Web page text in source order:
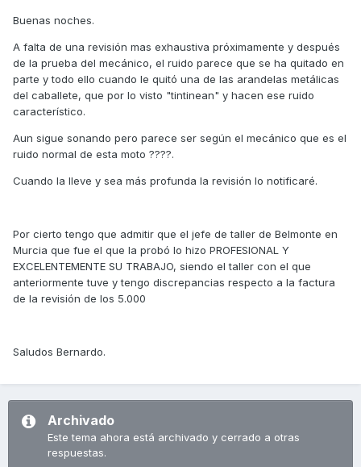
Buenas noches.
A falta de una revisión mas exhaustiva próximamente y después
de la prueba del mecánico, el ruido parece que se ha quitado en
parte y todo ello cuando le quitó una de las arandelas metálicas
del caballete, que por lo visto "tintinean" y hacen ese ruido
característico.
Aun sigue sonando pero parece ser según el mecánico que es el
ruido normal de esta moto ????.
Cuando la lleve y sea más profunda la revisión lo notificaré.
Por cierto tengo que admitir que el jefe de taller de Belmonte en
Murcia que fue el que la probó lo hizo PROFESIONAL Y
EXCELENTEMENTE SU TRABAJO, siendo el taller con el que
anteriormente tuve y tengo discrepancias respecto a la factura
de la revisión de los 5.000
Saludos Bernardo.
Archivado
Este tema ahora está archivado y cerrado a otras
respuestas.